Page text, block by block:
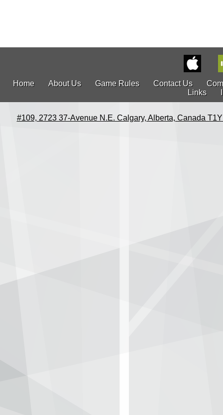
Home About Us Game Rules Contact Us
Links
#109, 2723 37-Avenue N.E. Calgary, Alberta, Canada